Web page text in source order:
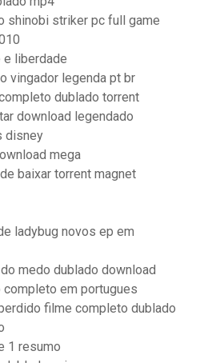
shinobi striker pc full game
e liberdade
vingador legenda pt br
dublado torrent
download legendado
disney
mega
baixar torrent magnet
ladybug novos ep em
medo dublado download
completo em portugues
filme completo dublado
1 resumo